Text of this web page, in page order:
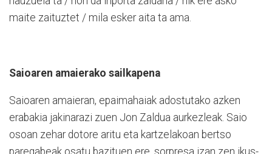
maite zaituztet / mila esker aita ta ama.
Saioaren amaierako sailkapena
Saioaren amaieran, epaimahaiak adostutako azken
erabakia jakinarazi zuen Jon Zaldua aurkezleak. Saio
osoan zehar dotore aritu eta kartzelakoan bertso